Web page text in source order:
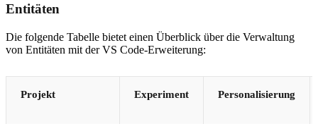
Entitäten
Die folgende Tabelle bietet einen Überblick über die Verwaltung
von Entitäten mit der VS Code-Erweiterung:
Projekt Experiment Personalisierung